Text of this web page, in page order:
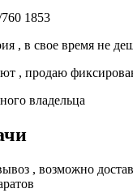
1853
, в свое время не
, продаю
владельца
, возможно